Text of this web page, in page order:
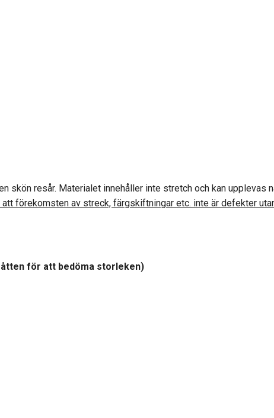
skön resår. Materialet innehåller inte stretch och kan upplevas
att förekomsten av streck, färgskiftningar etc. inte är defekter
för att bedöma storleken)